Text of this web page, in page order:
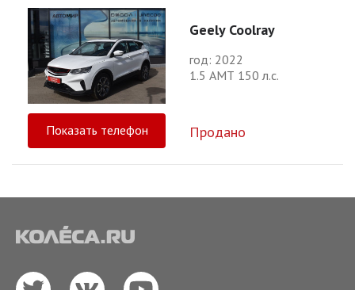
Geely Coolray
год: 2022
1.5 АМТ 150 л.с.
Показать телефон Продано